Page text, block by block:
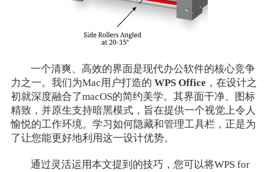
一个清爽、高效的界面是现代办公软件的核心竞争
力之一。我们为Mac用户打造的 WPS Office ，在设计之
初就深度融合了macOS的简约美学。其界面干净、图标
精致，并原生支持暗黑模式，旨在提供一个视觉上令人
愉悦的工作环境。学习如何隐藏和管理工具栏，正是为
了让您能更好地利用这一设计优势。
通过灵活运用本文提到的技巧，您可以将WPS for